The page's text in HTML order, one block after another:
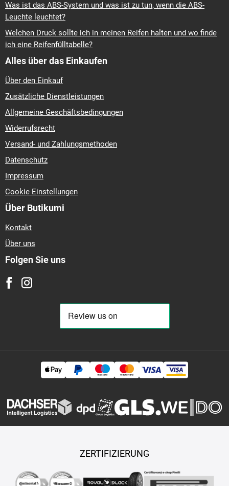
Was ist das ABS-System und was ist zu tun, wenn die ABS-
Leuchte leuchtet?
Welchen Druck sollte ich in meinen Reifen halten und wo finde
ich eine Reifenfülltabelle?
Alles über das Einkaufen
Über den Einkauf
Zusätzliche Dienstleistungen
Allgemeine Geschäftsbedingungen
Widerrufsrecht
Versand- und Zahlungsmethoden
Datenschutz
Impressum
Cookie Einstellungen
Über Butikumi
Kontakt
Über uns
Folgen Sie uns
ZERTIFIZIERUNG